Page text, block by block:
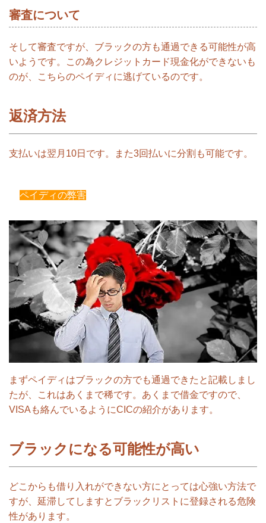
審査について
そして審査ですが、ブラックの方も通過できる可能性が高
いようです。この為クレジットカード現金化ができないも
のが、こちらのペイディに逃げているのです。
返済方法
支払いは翌月10日です。また3回払いに分割も可能です。
ペイディの弊害
まずペイディはブラックの方でも通過できたと記載しまし
たが、これはあくまで稀です。あくまで借金ですので、
VISAも絡んでいるようにCICの紹介があります。
ブラックになる可能性が高い
どこからも借り入れができない方にとっては心強い方法で
すが、延滞してしますとブラックリストに登録される危険
性があります。